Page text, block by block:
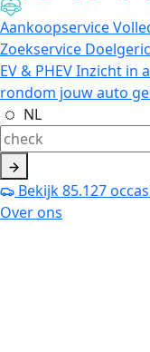
Aankoopservice
Zoekservice
EV & PHEVInzicht in
rondom jouw auto
NL
Bekijk85.127
Over ons